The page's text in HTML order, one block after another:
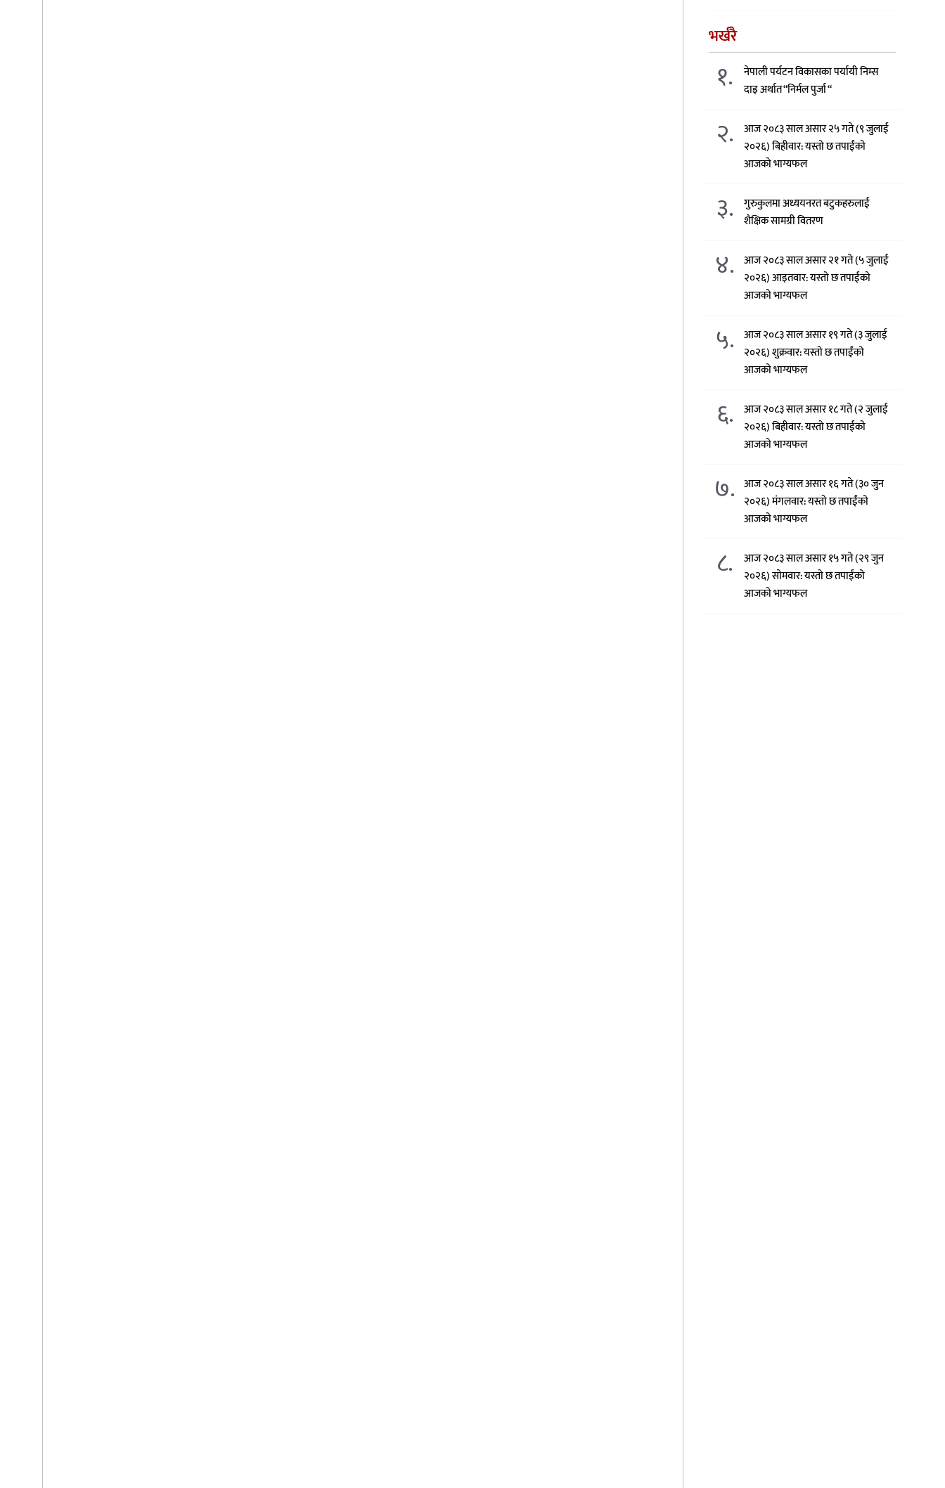
भर्खरै
१.
नेपाली पर्यटन विकासका पर्यायी निम्स
दाइ अर्थात “निर्मल पुर्जा “
२.
आज २०८३ साल असार २५ गते (९ जुलाई
२०२६) बिहीवार: यस्तो छ तपाईंको
आजको भाग्यफल
३.
गुरुकुलमा अध्ययनरत बटुकहरुलाई
शैक्षिक सामग्री वितरण
४.
आज २०८३ साल असार २१ गते (५ जुलाई
२०२६) आइतवार: यस्तो छ तपाईंको
आजको भाग्यफल
५.
आज २०८३ साल असार १९ गते (३ जुलाई
२०२६) शुक्रवार: यस्तो छ तपाईंको
आजको भाग्यफल
६.
आज २०८३ साल असार १८ गते (२ जुलाई
२०२६) बिहीवार: यस्तो छ तपाईंको
आजको भाग्यफल
७. आज २०८३ साल असार १६ गते (३० जुन
२०२६) मंगलवार: यस्तो छ तपाईंको
आजको भाग्यफल
८.
आज २०८३ साल असार १५ गते (२९ जुन
२०२६) साेमवार: यस्तो छ तपाईंको
आजको भाग्यफल